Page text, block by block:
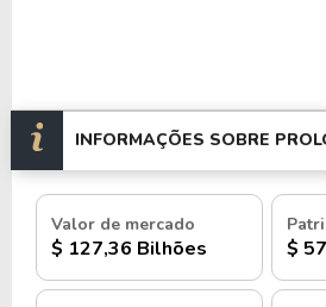
INFORMAÇÕES SOBRE
Valor de mercado
$ 127,36 Bilhões $